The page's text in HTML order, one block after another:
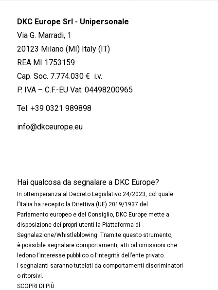
DKC Europe Srl - Unipersonale
Via G. Marradi, 1
20123 Milano (MI) Italy (IT)
REA MI 1753159
Cap. Soc. 7.774.030 € i.v.
P. IVA – C.F.-EU Vat: 04498200965
Tel. +39 0321 989898
info@dkceurope.eu
Hai qualcosa da segnalare a DKC Europe?
In ottemperanza al Decreto Legislativo 24/2023, col quale
l’Italia ha recepito la Direttiva (UE) 2019/1937 del
Parlamento europeo e del Consiglio, DKC Europe mette a
disposizione dei propri utenti la Piattaforma di
Segnalazione/Whistleblowing. Tramite questo strumento,
è possibile segnalare comportamenti, atti od omissioni che
ledono l’interesse pubblico o l’integrità dell’ente privato.
I segnalanti saranno tutelati da comportamenti discriminatori
o ritorsivi.
SCOPRI DI PIÙ